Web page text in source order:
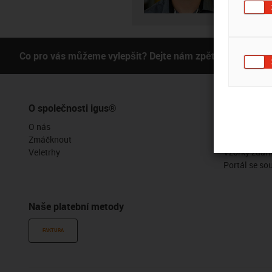
Co pro vás můžeme vylepšit? Dejte nám zpětnou vazbu.
O společnosti igus®
O nás
Zmáčknout
Veletrhy
Naše platební metody
FAKTURA
Vzorky
Portál se